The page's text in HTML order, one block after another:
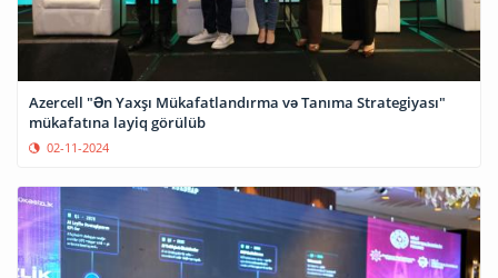
Azercell "Ən Yaxşı Mükafatlandırma və Tanıma Strategiyası"
mükafatına layiq görülüb
02-11-2024